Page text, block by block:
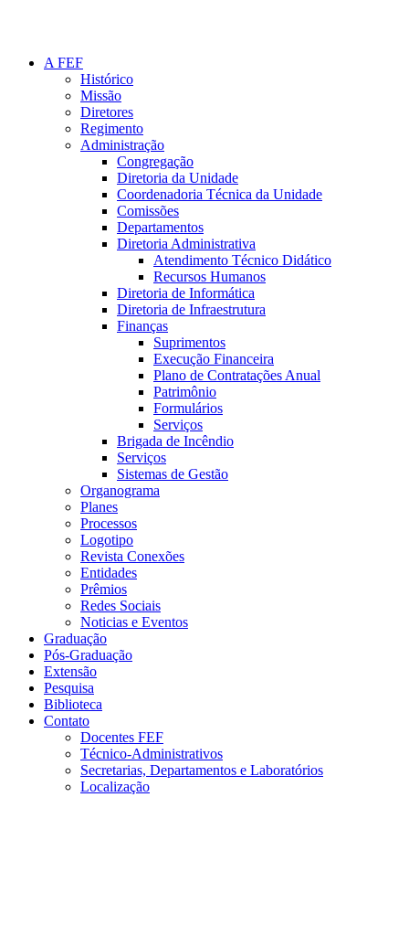
A FEF
Histórico
Missão
Diretores
Regimento
Administração
Congregação
Diretoria da Unidade
Coordenadoria Técnica da Unidade
Comissões
Departamentos
Diretoria Administrativa
Atendimento Técnico Didático
Recursos Humanos
Diretoria de Informática
Diretoria de Infraestrutura
Finanças
Suprimentos
Execução Financeira
Plano de Contratações Anual
Patrimônio
Formulários
Serviços
Brigada de Incêndio
Serviços
Sistemas de Gestão
Organograma
Planes
Processos
Logotipo
Revista Conexões
Entidades
Prêmios
Redes Sociais
Noticias e Eventos
Graduação
Pós-Graduação
Extensão
Pesquisa
Biblioteca
Contato
Docentes FEF
Técnico-Administrativos
Secretarias, Departamentos e Laboratórios
Localização